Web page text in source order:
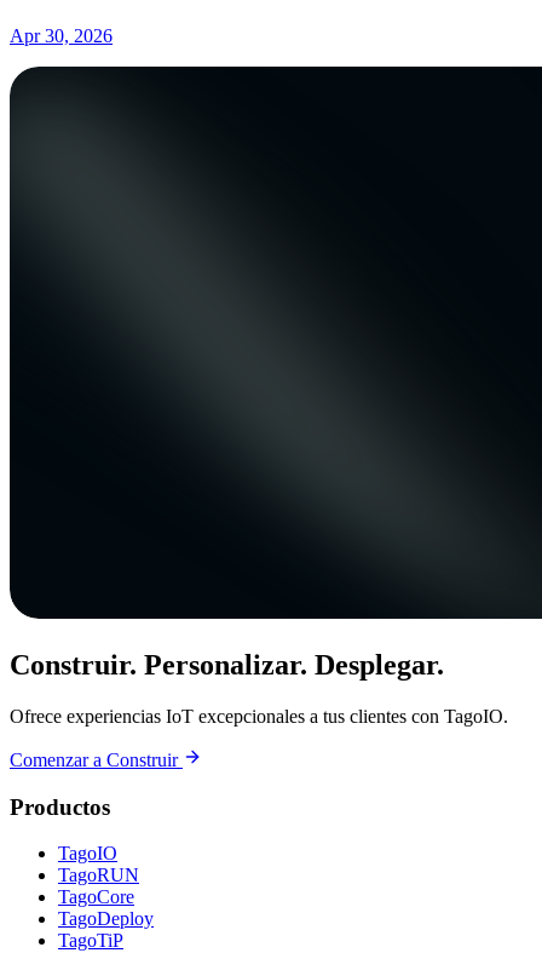
Apr 30, 2026
Construir. Personalizar. Desplegar.
Ofrece experiencias IoT excepcionales a tus clientes con TagoIO.
Comenzar a Construir
Productos
TagoIO
TagoRUN
TagoCore
TagoDeploy
TagoTiP